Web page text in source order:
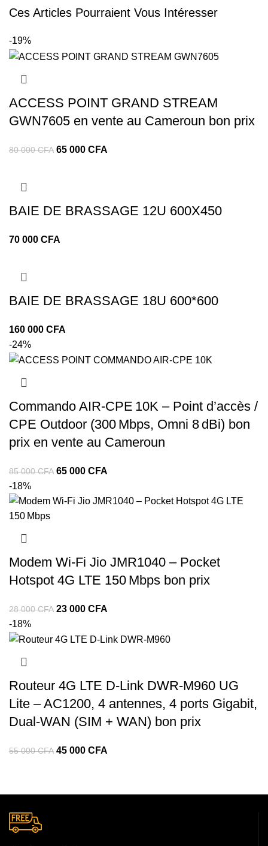
Ces Articles Pourraient Vous Intéresser
-19%
ACCESS POINT GRAND STREAM
GWN7605 en vente au Cameroun bon prix
80 000CFA 65 000 CFA
BAIE DE BRASSAGE 12U 600X450
CFA
BAIE DE BRASSAGE 18U 600*600
CFA
-24%
Commando AIR‑CPE 10K – Point d’accès /
CPE Outdoor (300 Mbps, Omni 8 dBi) bon
prix en vente au Cameroun
85 000CFA 65 000 CFA
-18%
Modem Wi‑Fi Jio JMR1040 – Pocket
Hotspot 4G LTE 150 Mbps bon prix
28 000CFA 23 000 CFA
-18%
Routeur 4G LTE D-Link DWR-M960 UG
Lite – AC1200, 4 antennes, 4 ports Gigabit,
Dual-WAN (SIM + WAN) bon prix
55 000CFA 45 000 CFA